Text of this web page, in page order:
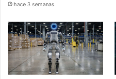
hace 3 semanas